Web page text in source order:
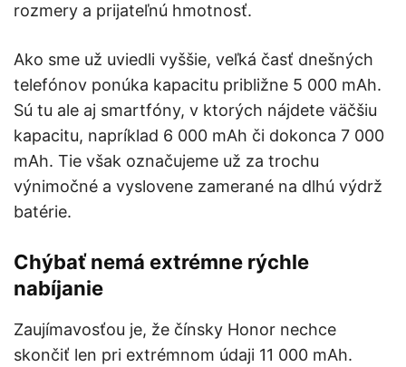
rozmery a prijateľnú hmotnosť.
Ako sme už uviedli vyššie, veľká časť dnešných
telefónov ponúka kapacitu približne 5 000 mAh.
Sú tu ale aj smartfóny, v ktorých nájdete väčšiu
kapacitu, napríklad 6 000 mAh či dokonca 7 000
mAh. Tie však označujeme už za trochu
výnimočné a vyslovene zamerané na dlhú výdrž
batérie.
Chýbať nemá extrémne rýchle
nabíjanie
Zaujímavosťou je, že čínsky Honor nechce
skončiť len pri extrémnom údaji 11 000 mAh.